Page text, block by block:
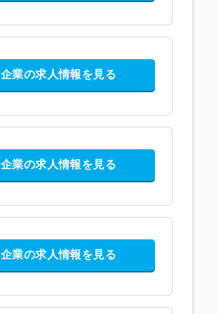
企業の求人情報を見る
企業の求人情報を見る
企業の求人情報を見る